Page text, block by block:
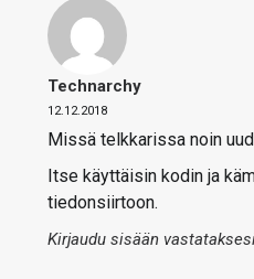
Technarchy
12.12.2018
Missä telkkarissa noin
Itse käyttäisin kodin ja
tiedonsiirtoon.
Kirjaudu sisään